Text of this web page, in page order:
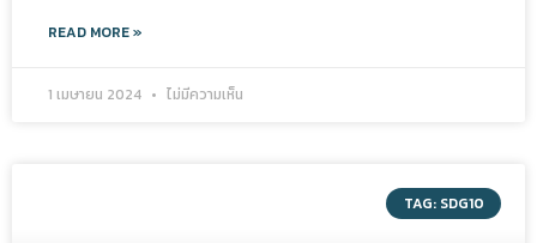
READ MORE »
1 เมษายน 2024 ไม่มีความเห็น
TAG: SDG10